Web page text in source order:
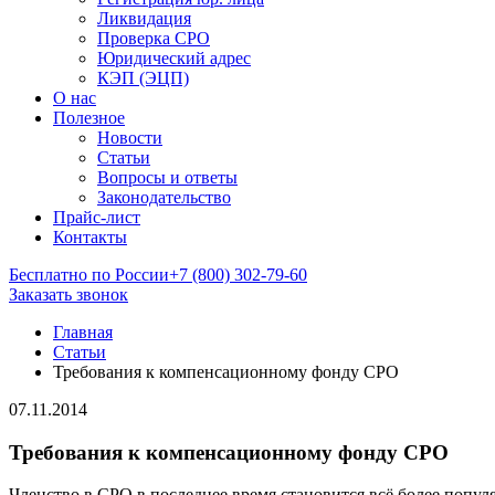
Ликвидация
Проверка СРО
Юридический адрес
КЭП (ЭЦП)
О нас
Полезное
Новости
Статьи
Вопросы и ответы
Законодательство
Прайс-лист
Контакты
Бесплатно по России+7 (800) 302-79-60
Заказать звонок
Главная
Статьи
Требования к компенсационному фонду СРО
07.11.2014
Требования к компенсационному фонду СРО